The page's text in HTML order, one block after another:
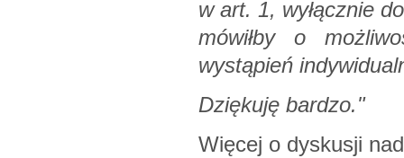
w art. 1, wyłącznie
mówiłby o
wystąpień
Dziękuję bardzo."
Więcej o dyskusji